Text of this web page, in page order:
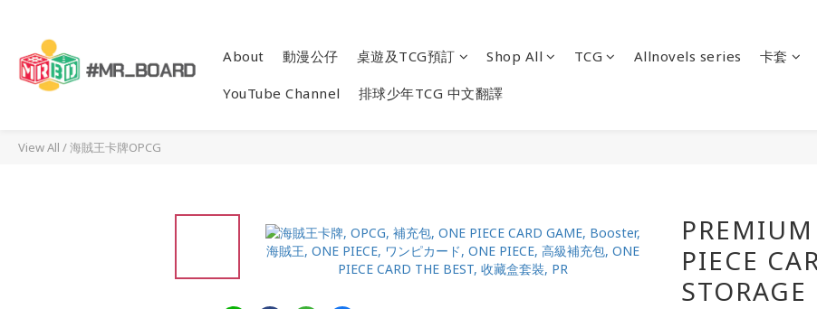
About 動漫公仔 桌遊及TCG預訂 Shop All TCG Allnovels series 卡套
YouTube Channel 排球少年TCG 中文翻譯
View All /海賊王卡牌OPCG
PIECE
STORAGE